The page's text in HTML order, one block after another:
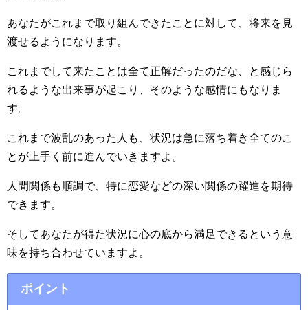
あなたがこれまで取り組んできたことに対して、将来を見
渡せるようになります。
これまでして来たことは全て正解だったのだな、と感じら
れるような出来事が起こり、そのような感情にもなりま
す。
これまで波乱のあった人も、状況は急に落ち着き全てのこ
とが上手く前に進んでいきますよ。
人間関係も順調で、特に恋愛などの深い関係の躍進を期待
できます。
そしてあなたが得た状況に心の底から満足できるという意
味を持ち合わせていますよ。
ポイント